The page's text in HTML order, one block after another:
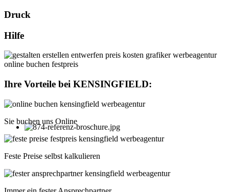
Druck
Hilfe
Ihre Vorteile bei KENSINGFIELD:
Sie buchen uns Online
Feste Preise selbst kalkulieren